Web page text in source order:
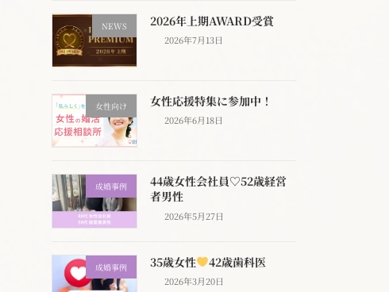
NEWS 2026年上期AWARD受賞
2026年7月13日
女性向け 女性応援特集に参加中！
2026年6月18日
成婚事例
44歳女性会社員♡52歳経営
者男性
2026年5月27日
成婚事例 35歳女性 42歳歯科医
2026年3月20日